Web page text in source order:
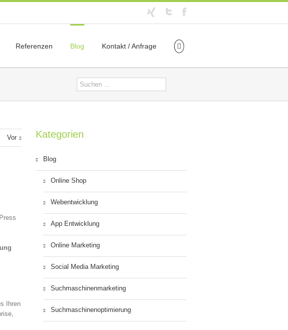
Referenzen Blog Kontakt / Anfrage
Vor
Ihren
Kategorien
Blog
Online Shop
Webentwicklung
App Entwicklung
Online Marketing
Social Media Marketing
Suchmaschinenmarketing
Suchmaschinenoptimierung